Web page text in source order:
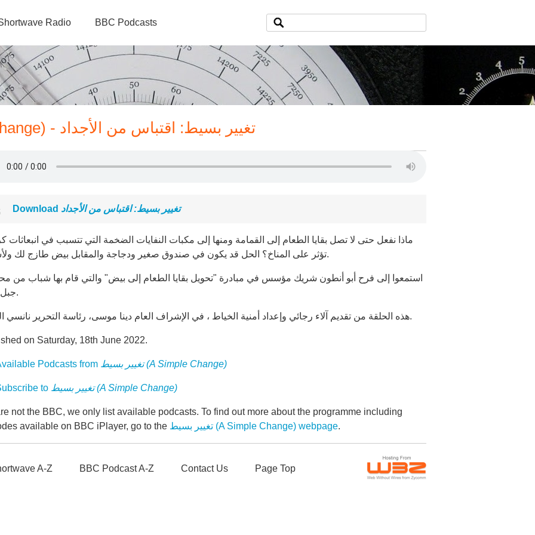
Radio BBC Podcasts
تغيير بسيط (A Simple Change) - تغيير بسيط: اقتباس من الأجداد
Download تغيير بسيط: اقتباس من الأجداد
ماذا نفعل حتى لا تصل بقايا الطعام إلى القمامة ومنها إلى مكبات النفايات الضخمة التي تتسبب في انبعاثات
تؤثر على المناخ؟ الحل قد يكون في صندوق صغير ودجاجة والمقابل بيض طازج لك ولأسرتك.
استمعوا إلى فرح أبو أنطون شريك مؤسس في مبادرة "تحويل بقايا الطعام إلى بيض" والتي قام بها شباب من
جبل لبنان.
هذه الحلقة من تقديم آلاء رجائي وإعداد أمنية الخياط ، في الإشراف العام دينا موسى، رئاسة التحرير نانسي النقيب.
on Saturday, 18th June 2022.
Podcasts from تغيير بسيط (A Simple Change)
to تغيير بسيط (A Simple Change)
not the BBC, we only list available podcasts. To find out more about the programme including
available on BBC iPlayer, go to the
تغيير بسيط (A Simple Change) webpage.
A-Z BBC Podcast A-Z Contact Us Page Top